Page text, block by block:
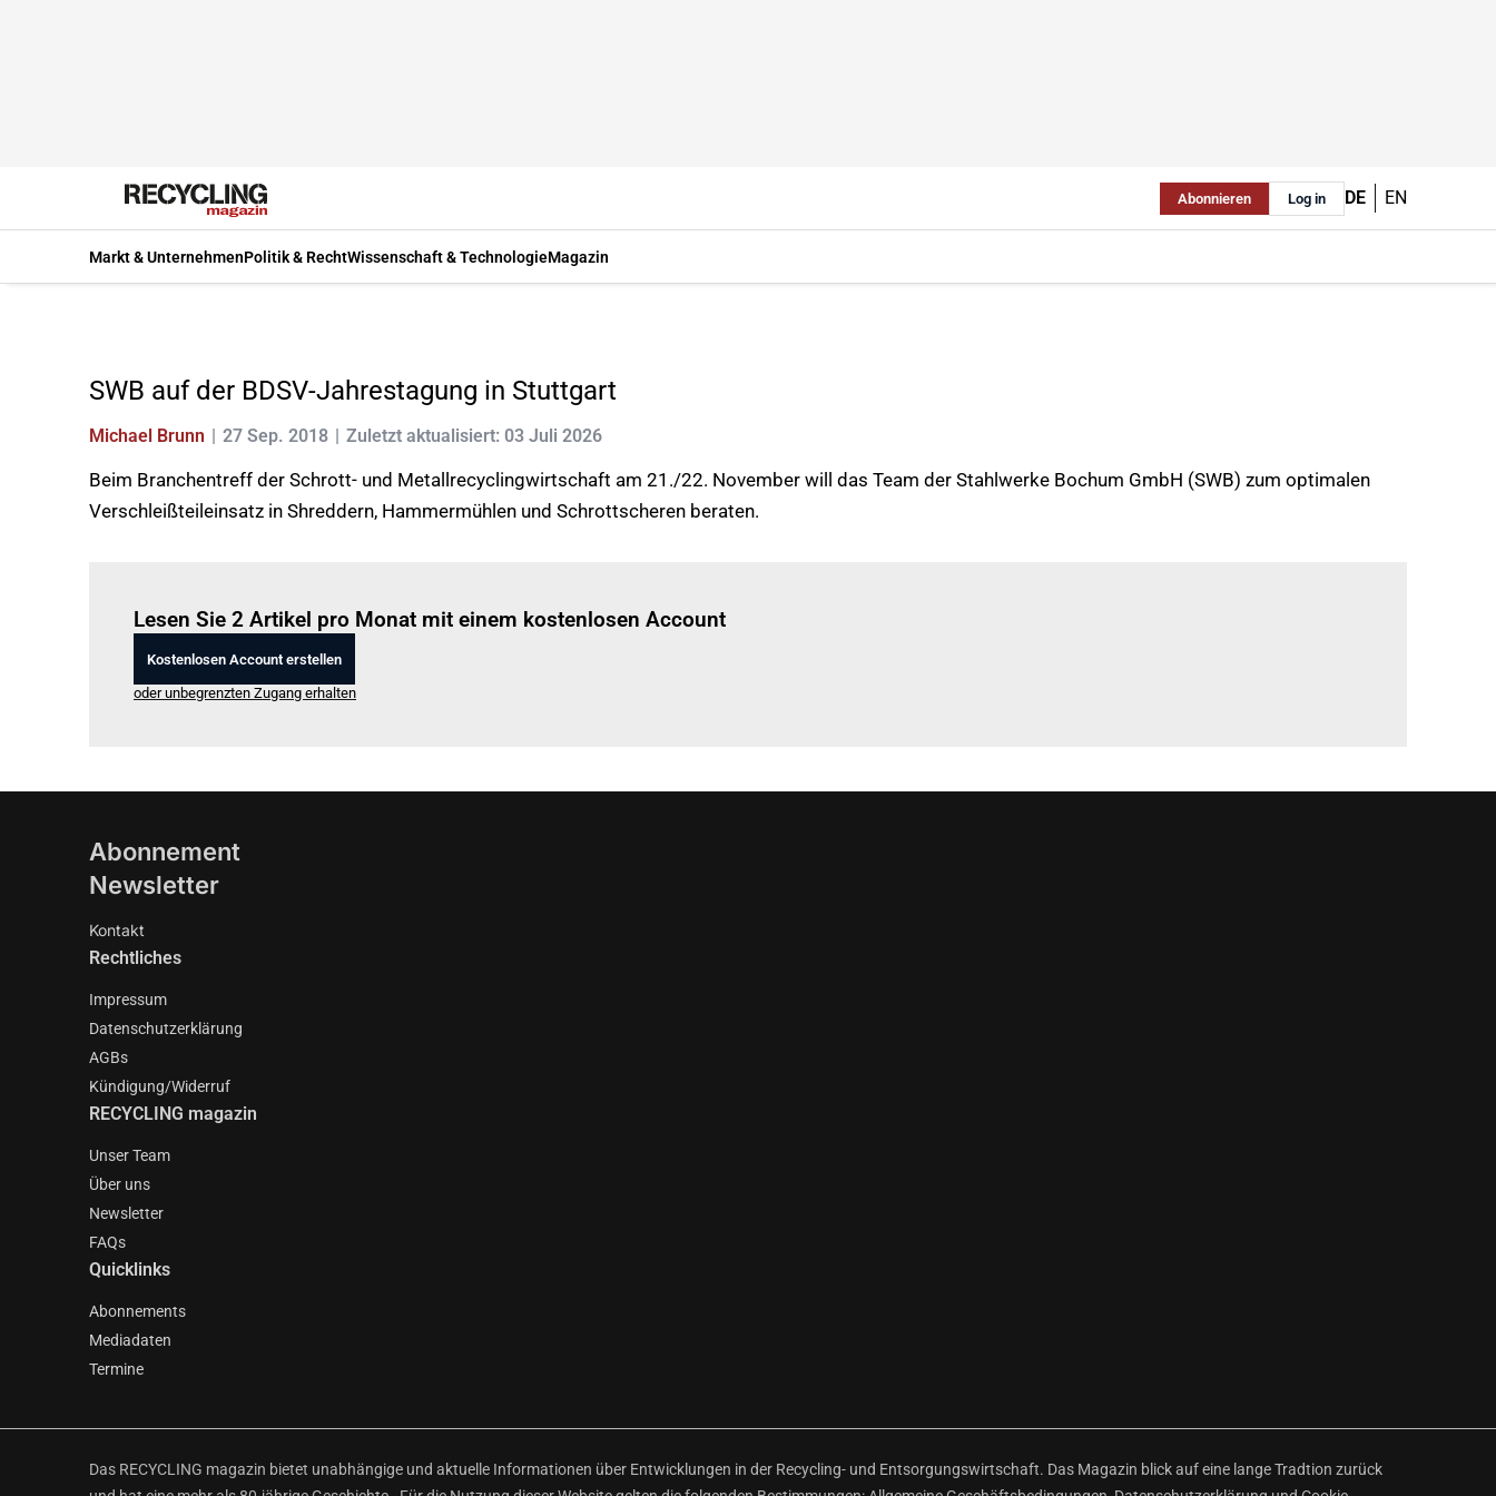
Abonnieren Log in DE EN
Markt & UnternehmenPolitik & RechtWissenschaft & TechnologieMagazin
SWB auf der BDSV-Jahrestagung in Stuttgart
Michael Brunn 27 Sep. 2018 Zuletzt aktualisiert: 03 Juli 2026
Beim Branchentreff der Schrott- und Metallrecyclingwirtschaft am 21./22. November will das Team der Stahlwerke Bochum GmbH (SWB) zum optimalen
Verschleißteileinsatz in Shreddern, Hammermühlen und Schrottscheren beraten.
Lesen Sie 2 Artikel pro Monat mit einem kostenlosen Account
Kostenlosen Account erstellen
oder unbegrenzten Zugang erhalten
Abonnement
Newsletter
Kontakt
Rechtliches
Impressum
Datenschutzerklärung
AGBs
Kündigung/Widerruf
RECYCLING magazin
Unser Team
Über uns
Newsletter
FAQs
Quicklinks
Abonnements
Mediadaten
Termine
Das RECYCLING magazin bietet unabhängige und aktuelle Informationen über Entwicklungen in der Recycling- und Entsorgungswirtschaft. Das Magazin blick auf eine lange Tradtion zurück